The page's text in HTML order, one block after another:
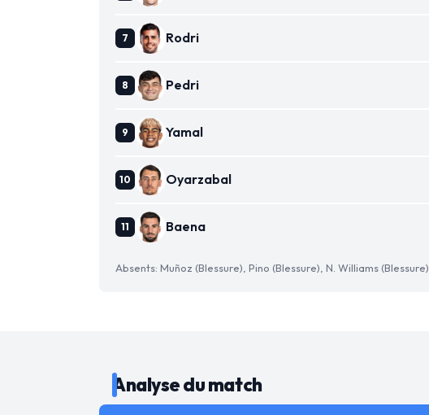
Rodri
Pedri
Yamal
Oyarzabal
Baena
Absents: Muñoz (Blessure), Pino (Blessure), N. Williams (Blessure)
Analyse du match